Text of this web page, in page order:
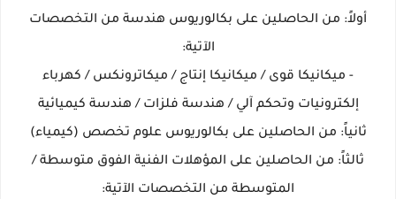
أولاً: من الحاصلين على بكالوريوس هندسة من التخصصات
الآتية:
- ميكانيكا قوى / ميكانيكا إنتاج / ميكاترونكس / كهرباء
إلكترونيات وتحكم آلي / هندسة فلزات / هندسة كيميائية
ثانياً: من الحاصلين على بكالوريوس علوم تخصص (كيمياء)
ثالثاً: من الحاصلين على المؤهلات الفنية الفوق متوسطة /
المتوسطة من التخصصات الآتية: